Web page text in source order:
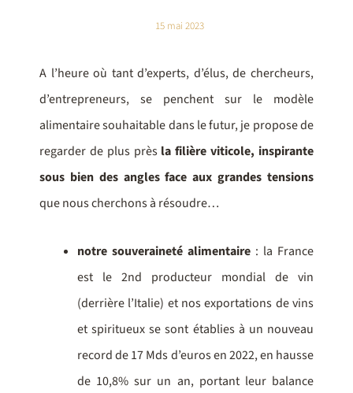
15 mai 2023
A l’heure où tant d’experts, d’élus, de chercheurs,
d’entrepreneurs, se penchent sur le modèle
alimentaire souhaitable dans le futur, je propose de
regarder de plus près la filière viticole, inspirante
sous bien des angles face aux grandes tensions
que nous cherchons à résoudre…
notre souveraineté alimentaire : la France
est le 2nd producteur mondial de vin
(derrière l’Italie) et nos exportations de vins
et spiritueux se sont établies à un nouveau
record de 17 Mds d’euros en 2022, en hausse
de 10,8% sur un an, portant leur balance